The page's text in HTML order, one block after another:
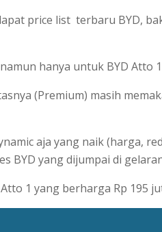
price list terbaru BYD,
hanya untuk BYD Atto
(Premium) masih
aja yang naik (harga,
BYD yang dijumpai di gelaran
1 yang berharga Rp 195